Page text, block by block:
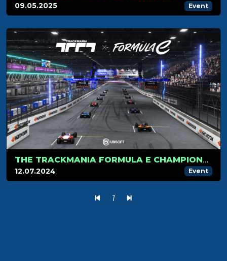
09.05.2025 Event
THE TRACKMANIA FORMULA E CHAMPIONSHIP HITS LONDON FOR ITS FINAL STAGE
12.07.2024 Event
1